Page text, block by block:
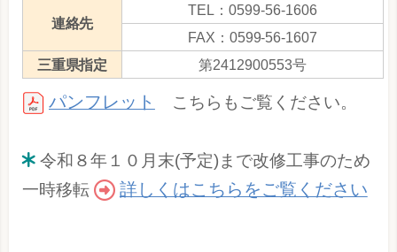
連絡先
TEL：0599-56-1606
FAX：0599-56-1607
三重県指定
第2412900553号
パンフレット こちらもご覧ください。
令和８年１０月末(予定)まで改修工事のため
一時移転
詳しくはこちらをご覧ください